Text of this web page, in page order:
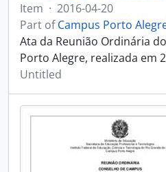
Item · 2016-04-20
Part ofCampus Porto
Ata da Reunião Ordinária
Porto Alegre, realizada em
Untitled